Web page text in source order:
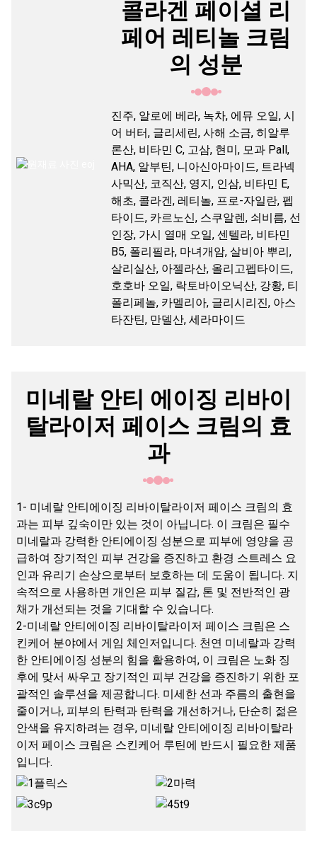
콜라겐 페이셜 리
페어 레티놀 크림
의 성분
진주, 알로에 베라, 녹차, 에뮤 오일, 시
어 버터, 글리세린, 사해 소금, 히알루
론산, 비타민 C, 고삼, 현미, 모과 Pall,
AHA, 알부틴, 니아신아마이드, 트라넥
사믹산, 코직산, 영지, 인삼, 비타민 E,
해초, 콜라겐, 레티놀, 프로-자일란, 펩
타이드, 카르노신, 스쿠알렌, 쇠비름, 선
인장, 가시 열매 오일, 센텔라, 비타민
B5, 폴리필라, 마녀개암, 살비아 뿌리,
살리실산, 아젤라산, 올리고펩타이드,
호호바 오일, 락토바이오닉산, 강황, 티
폴리페놀, 카멜리아, 글리시리진, 아스
타잔틴, 만델산, 세라마이드
미네랄 안티 에이징 리바이
탈라이저 페이스 크림의 효
과
1- 미네랄 안티에이징 리바이탈라이저 페이스 크림의 효
과는 피부 깊숙이만 있는 것이 아닙니다. 이 크림은 필수
미네랄과 강력한 안티에이징 성분으로 피부에 영양을 공
급하여 장기적인 피부 건강을 증진하고 환경 스트레스 요
인과 유리기 손상으로부터 보호하는 데 도움이 됩니다. 지
속적으로 사용하면 개인은 피부 질감, 톤 및 전반적인 광
채가 개선되는 것을 기대할 수 있습니다.
2-미네랄 안티에이징 리바이탈라이저 페이스 크림은 스
킨케어 분야에서 게임 체인저입니다. 천연 미네랄과 강력
한 안티에이징 성분의 힘을 활용하여, 이 크림은 노화 징
후에 맞서 싸우고 장기적인 피부 건강을 증진하기 위한 포
괄적인 솔루션을 제공합니다. 미세한 선과 주름의 출현을
줄이거나, 피부의 탄력과 탄력을 개선하거나, 단순히 젊은
안색을 유지하려는 경우, 미네랄 안티에이징 리바이탈라
이저 페이스 크림은 스킨케어 루틴에 반드시 필요한 제품
입니다.